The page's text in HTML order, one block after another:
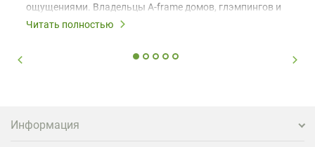
ощущениями. Владельцы A-frame домов, глэмпингов и
шале понимают, что конкуренция растет, и
вернуться и поделиться впечатлениями в соцсетях,
проектора.
Читать полностью
Информация